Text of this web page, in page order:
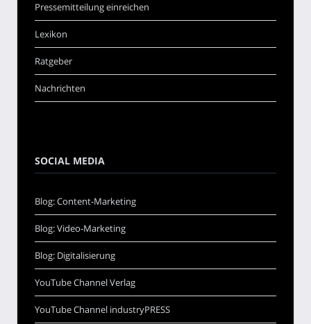
Pressemitteilung einreichen
Lexikon
Ratgeber
Nachrichten
SOCIAL MEDIA
Blog: Content-Marketing
Blog: Video-Marketing
Blog: Digitalisierung
YouTube Channel Verlag
YouTube Channel industryPRESS